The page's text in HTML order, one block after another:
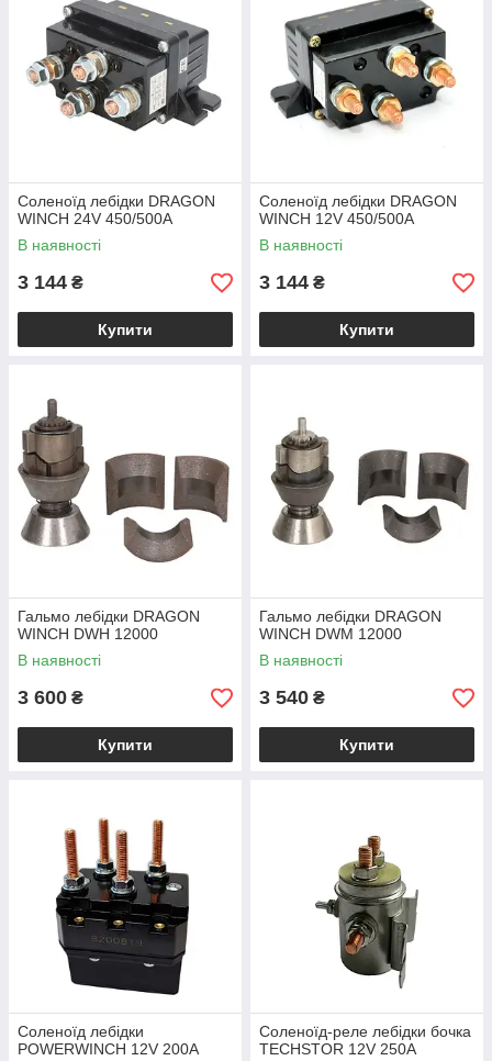
Соленоїд лебідки DRAGON
WINCH 24V 450/500А
В наявності
3 144 ₴
Купити
Соленоїд лебідки DRAGON
WINCH 12V 450/500А
В наявності
3 144 ₴
Купити
Гальмо лебідки DRAGON
WINCH DWH 12000
В наявності
3 600 ₴
Купити
Гальмо лебідки DRAGON
WINCH DWM 12000
В наявності
3 540 ₴
Купити
Соленоїд лебідки
POWERWINCH 12V 200А
Соленоїд-реле лебідки бочка
TECHSTOR 12V 250А